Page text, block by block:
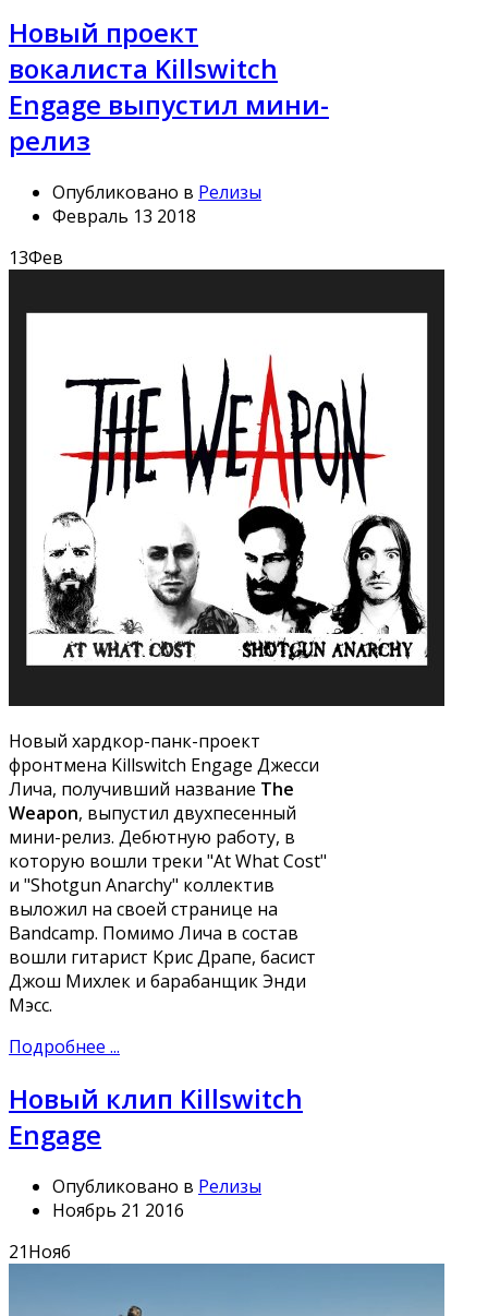
Новый проект
вокалиста Killswitch
Engage выпустил мини-
релиз
Опубликовано в Релизы
Февраль 13 2018
13Фев
Новый хардкор-панк-проект
фронтмена Killswitch Engage Джесси
Лича, получивший название The
Weapon, выпустил двухпесенный
мини-релиз. Дебютную работу, в
которую вошли треки "At What Cost"
и "Shotgun Anarchy" коллектив
выложил на своей странице на
Bandcamp. Помимо Лича в состав
вошли гитарист Крис Драпе, басист
Джош Михлек и барабанщик Энди
Мэсс.
Подробнее ...
Новый клип Killswitch
Engage
Опубликовано в Релизы
Ноябрь 21 2016
21Нояб